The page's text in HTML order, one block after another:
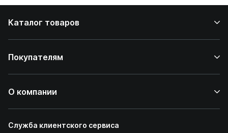
Каталог товаров
Покупателям
О компании
Служба клиентского сервиса